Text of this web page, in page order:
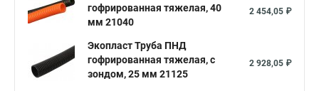
гофрированная тяжелая, 40
мм 21040
2 454,05 ₽
Экопласт Труба ПНД
гофрированная тяжелая, с
зондом, 25 мм 21125
2 928,05 ₽